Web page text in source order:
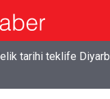
tarihi teklife